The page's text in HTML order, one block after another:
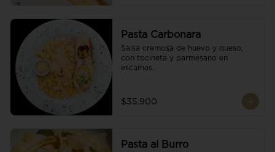
Pasta Carbonara
Salsa cremosa de huevo y queso,
con tocineta y parmesano en
escamas.
$35.900
Pasta al Burro